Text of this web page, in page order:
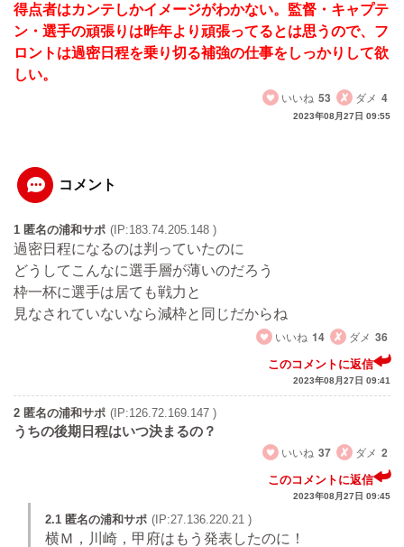
得点者はカンテしかイメージがわかない。監督・キャプテ
ン・選手の頑張りは昨年より頑張ってるとは思うので、フ
ロントは過密日程を乗り切る補強の仕事をしっかりして欲
しい。
いいね 53 ダメ 4
2023年08月27日 09:55
コメント
1 匿名の浦和サポ (IP:183.74.205.148 )
過密日程になるのは判っていたのに
どうしてこんなに選手層が薄いのだろう
枠一杯に選手は居ても戦力と
見なされていないなら減枠と同じだからね
いいね 14 ダメ 36
このコメントに返信
2023年08月27日 09:41
2 匿名の浦和サポ (IP:126.72.169.147 )
うちの後期日程はいつ決まるの？
いいね 37 ダメ 2
このコメントに返信
2023年08月27日 09:45
2.1 匿名の浦和サポ (IP:27.136.220.21 )
横Ｍ，川崎，甲府はもう発表したのに！